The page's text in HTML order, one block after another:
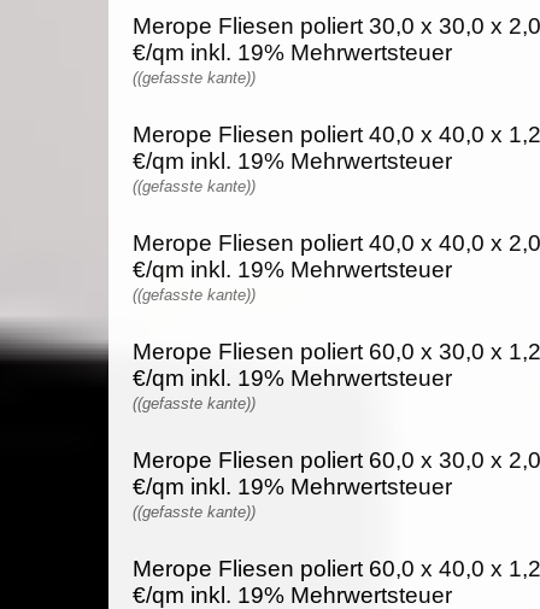
Merope Fliesen poliert 30,0 x 30,0 x
€/qm inkl. 19% Mehrwertsteuer
((gefasste kante))
Merope Fliesen poliert 40,0 x 40,0 x
€/qm inkl. 19% Mehrwertsteuer
((gefasste kante))
Merope Fliesen poliert 40,0 x 40,0 x
€/qm inkl. 19% Mehrwertsteuer
((gefasste kante))
Merope Fliesen poliert 60,0 x 30,0 x
€/qm inkl. 19% Mehrwertsteuer
((gefasste kante))
Merope Fliesen poliert 60,0 x 30,0 x
€/qm inkl. 19% Mehrwertsteuer
((gefasste kante))
Merope Fliesen poliert 60,0 x 40,0 x
€/qm inkl. 19% Mehrwertsteuer